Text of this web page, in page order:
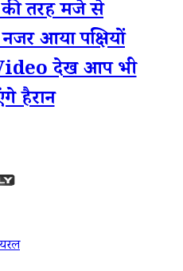
तरह मजे से
आया पक्षियों
देख आप भी
हैरान